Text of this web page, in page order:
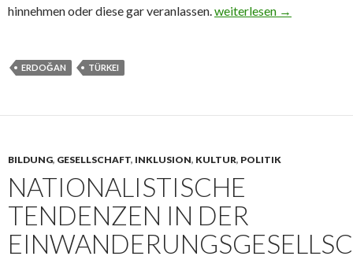
hinnehmen oder diese gar veranlassen. Offener Brief an
weiterlesen →
ERDOĞAN TÜRKEI
BILDUNG, GESELLSCHAFT, INKLUSION, KULTUR, POLITIK
NATIONALISTISCHE
TENDENZEN IN DER